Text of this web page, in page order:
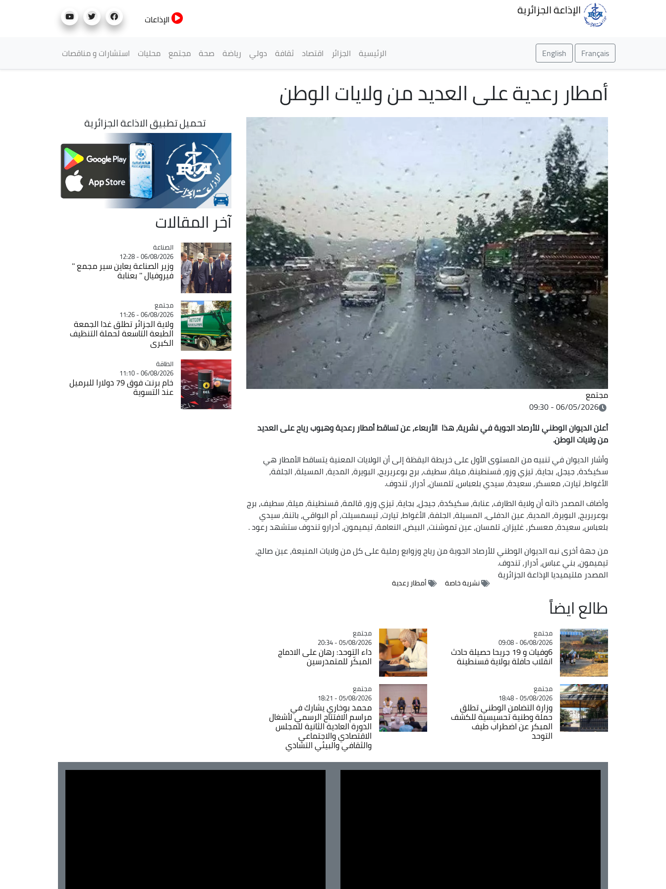
الإذاعة الجزائرية
الإذاعات
Français
English القائمة الرئيسية
الرئيسية الجزائر اقتصاد ثقافة دولي رياضة صحة مجتمع محليات استشارات و مناقصات
أمطار رعدية على العديد من ولايات الوطن
مجتمع
06/05/2026 - 09:30
أعلن الديوان الوطني للأرصاد الجوية في نشرية، هذا الأربعاء، عن تساقط أمطار رعدية وهبوب رياح على العديد
من ولايات الوطن.
وأشار الديوان في تنبيه من المستوى الأول على خريطة اليقظة إلى أن الولايات المعنية يتساقط الأمطار هي
سكيكدة، جيجل، بجاية، تيزي وزو، قسنطينة، ميلة، سطيف، برج بوعريريج، البويرة، المدية، المسيلة، الجلفة،
الأغواط، تيارت، معسكر، سعيدة، سيدي بلعباس، تلمسان، أدرار، تندوف.
وأضاف المصدر ذاته أن ولاية الطارف، عنابة، سكيكدة، جيجل، بجاية، تيزي وزو، قالمة، قسنطينة، ميلة، سطيف، برج
بوعريريج، البويرة، المدية، عين الدفلى، المسيلة، الجلفة، الأغواط، تيارت، تيسمسيلت، أم البواقي، باتنة، سيدي
بلعباس، سعيدة، معسكر، غليزان، تلمسان، عين تموشنت، البيض، النعامة، تيميمون، أدرارو تندوف ستشهد رعود .
من جهة أخرى نبه الديوان الوطني للأرصاد الجوية من رياح وزوابع رملية على كل من ولايات المنيعة، عين صالح،
تيميمون، بني عباس، أدرار، تندوف.
المصدر ملتيميديا الإذاعة الجزائرية
نشرية خاصة أمطار رعدية
طالع ايضاً
Catégorie
مجتمع
06/08/2026 - 09:08
6وفيات و 19 جريحا حصيلة حادث
انقلاب حافلة بولاية قسنطينة
Catégorie
مجتمع
05/08/2026 - 20:34
داء التوحد: رهان على الادماج
المبكّر للمتمدرسين
Catégorie
مجتمع
05/08/2026 - 18:48
وزارة التضامن الوطني تطلق
حملة وطنية تحسيسية للكشف
المبكر عن اضطراب طيف
التوحد
Catégorie
مجتمع
05/08/2026 - 18:21
محمد بوخاري يشارك في
مراسم الافتتاح الرسمي لأشغال
الدورة العادية الثانية للمجلس
الاقتصادي والاجتماعي
والثقافي والبيئي التشادي
تحميل تطبيق الاذاعة الجزائرية
آخر المقالات
Catégorie
الصناعة
06/08/2026 - 12:28
وزير الصناعة يعاين سير مجمع ''
فيروفيال '' بعنابة
Catégorie
مجتمع
06/08/2026 - 11:26
ولاية الجزائر تطلق غدا الجمعة
الطبعة التاسعة لحملة التنظيف
الكبرى
Catégorie
الطاقة
06/08/2026 - 11:10
خام برنت فوق 79 دولارا للبرميل
عند التسوية